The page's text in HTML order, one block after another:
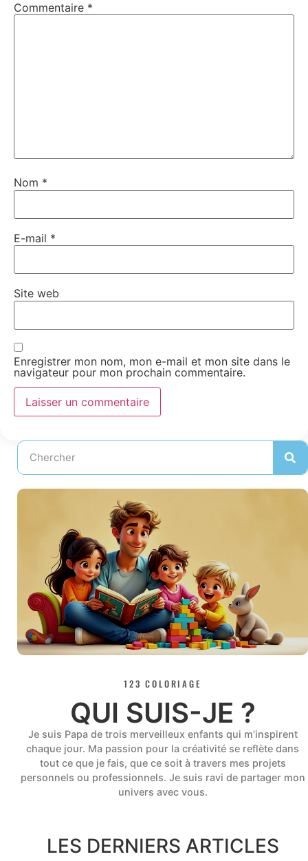
Commentaire *
Nom *
E-mail *
Site web
Enregistrer mon nom, mon e-mail et mon site dans le
navigateur pour mon prochain commentaire.
123 COLORIAGE
QUI SUIS-JE ?
Je suis Papa de trois merveilleux enfants qui m’inspirent
chaque jour. Ma passion pour la créativité se reflète dans
tout ce que je fais, que ce soit à travers mes projets
personnels ou professionnels. Je suis ravi de partager mon
univers avec vous.
LES DERNIERS ARTICLES